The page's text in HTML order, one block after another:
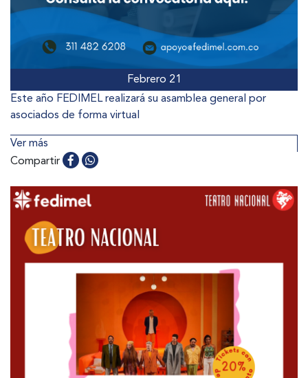
Febrero 21
Este año FEDIMEL realizará su asamblea general por
asociados de forma virtual
Ver más
Compartir